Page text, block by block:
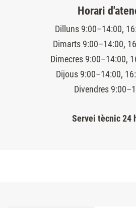
Horari
Dilluns 9:00–14:00,
Dimarts 9:00–14:00,
Dimecres 9:00–14:00,
Dijous 9:00–14:00,
Divendres
Servei tècnic 24